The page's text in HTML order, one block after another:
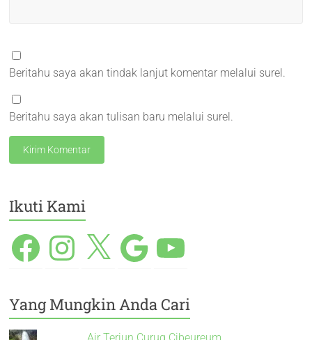
Beritahu saya akan tindak lanjut komentar melalui surel.
Beritahu saya akan tulisan baru melalui surel.
Ikuti Kami
Yang Mungkin Anda Cari